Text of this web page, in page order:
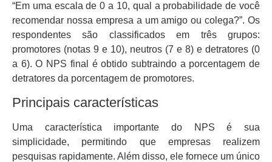
“Em uma escala de 0 a 10, qual a probabilidade de você
recomendar nossa empresa a um amigo ou colega?”. Os
respondentes são classificados em três grupos:
promotores (notas 9 e 10), neutros (7 e 8) e detratores (0
a 6). O NPS final é obtido subtraindo a porcentagem de
detratores da porcentagem de promotores.
Principais características
Uma característica importante do NPS é sua
simplicidade, permitindo que empresas realizem
pesquisas rapidamente. Além disso, ele fornece um único